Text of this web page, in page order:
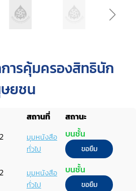
ารคุ้มครองสิทธินัก
ยชน
สถานที่
สถานะ
มุมหนังสือ
ทั่วไป
บนชั้น
ขอยืม
มุมหนังสือ
ทั่วไป
บนชั้น
ขอยืม